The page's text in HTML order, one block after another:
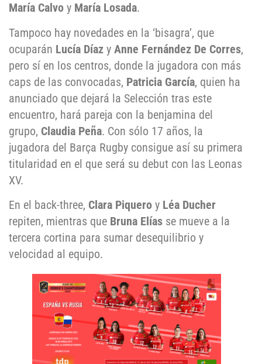
María Calvo y María Losada.
Tampoco hay novedades en la ‘bisagra’, que
ocuparán Lucía Díaz y Anne Fernández De Corres,
pero sí en los centros, donde la jugadora con más
caps de las convocadas, Patricia García, quien ha
anunciado que dejará la Selección tras este
encuentro, hará pareja con la benjamina del
grupo, Claudia Peña. Con sólo 17 años, la
jugadora del Barça Rugby consigue así su primera
titularidad en el que será su debut con las Leonas
XV.
En el back-three, Clara Piquero y Léa Ducher
repiten, mientras que Bruna Elías se mueve a la
tercera cortina para sumar desequilibrio y
velocidad al equipo.